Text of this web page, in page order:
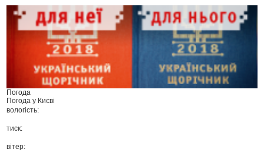
Погода
Погода у Києві
вологість:
тиск:
вітер: